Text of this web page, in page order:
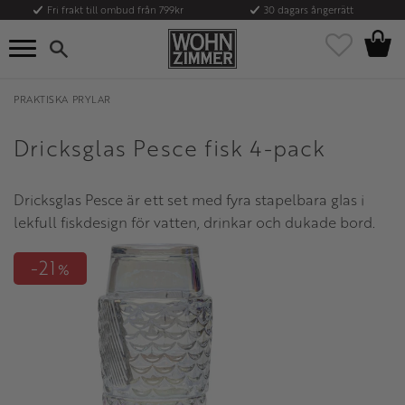
Meny
Fri frakt till ombud från 799kr 30 dagars ångerrätt
Favoriter
PRAKTISKA PRYLAR
Dricksglas Pesce fisk 4-pack
Dricksglas Pesce är ett set med fyra stapelbara glas i
lekfull fiskdesign för vatten, drinkar och dukade bord.
21 %